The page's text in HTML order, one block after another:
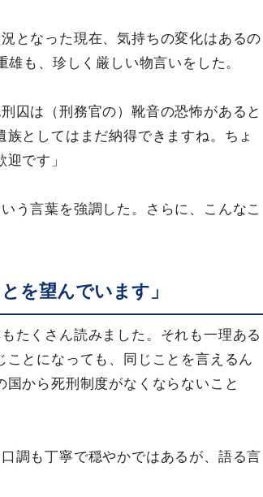
となった現在、気持ちの変化はあるの
も、珍しく厳しい物言いをした。
囚は（刑務官の）靴音の恐怖があると
としてはまだ納得できますね。ちょ
です」
う言葉を強調した。さらに、こんなこ
を望んでいます」
たくさん読みました。それも一理ある
とになっても、同じことを言えるん
から死刑制度がなくならないこと
調も丁寧で穏やかではあるが、語る言